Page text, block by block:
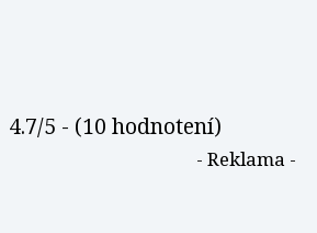
4.7/5 - (10 hodnotení)
- Reklama -